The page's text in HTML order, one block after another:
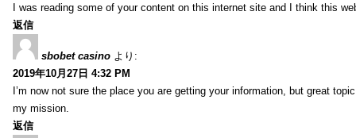
I was reading some of your content on this internet site and I think this
返信
sbobet casino より:
2019年10月27日 4:32 PM
I’m now not sure the place you are getting your information, but great
my mission.
返信